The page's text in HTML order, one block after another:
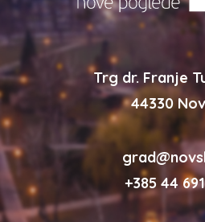
Trg dr. Franje
44330
+385 44